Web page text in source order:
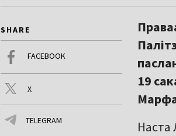
SHARE
FACEBOOK
X
TELEGRAM
19
Наста